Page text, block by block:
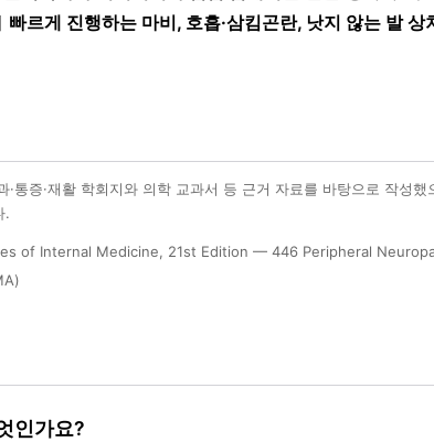
빠르게 진행하는 마비, 호흡·삼킴곤란, 낫지 않는 발 상
·통증·재활 학회지와 의학 교과서 등 근거 자료를 바탕으로 작성했
.
of Internal Medicine, 21st Edition — 446 Peripheral
인가요?